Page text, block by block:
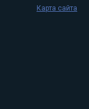
Карта сайта